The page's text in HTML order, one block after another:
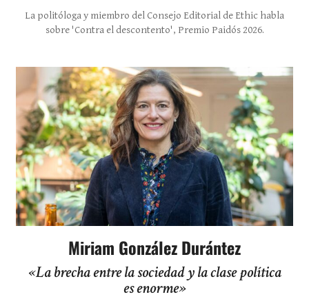
La politóloga y miembro del Consejo Editorial de Ethic habla
sobre 'Contra el descontento', Premio Paidós 2026.
Miriam González Durántez
«La brecha entre la sociedad y la clase política
es enorme»